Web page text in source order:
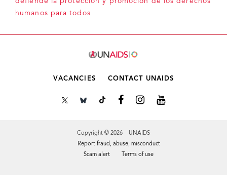
defiende la protección y promoción de los derechos
humanos para todos
VACANCIES CONTACT UNAIDS
Copyright © 2026 UNAIDS
Report fraud, abuse, misconduct
Scam alert
Terms of use